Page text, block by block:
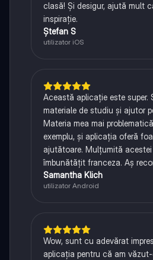
clasă! Și desigur, ajută mult
inspirație.
Ștefan S
utilizator iOS
Această aplicație este
materiale de studiu și ajutor
Materia mea mai
exemplu, și aplicația oferă
ajutătoare. Mulțumită
îmbunătățit franceza. Aș
Samantha Klich
utilizator Android
Wow, sunt cu adevărat
aplicația pentru că am